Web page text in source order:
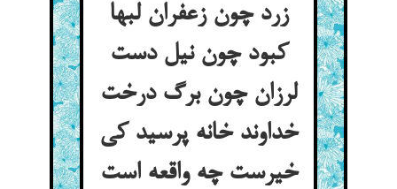
زرد چون زعفران لبها
کبود چون نیل دست
لرزان چون برگ درخت
خداوند خانه پرسید کی
خیرست چه واقعه است